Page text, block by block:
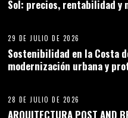
Sol: precios, rentabilidad y
29 DE JULIO DE 2026
Sostenibilidad en la Costa
modernización urbana y
28 DE JULIO DE 2026
ARQUITECTURA POST AND